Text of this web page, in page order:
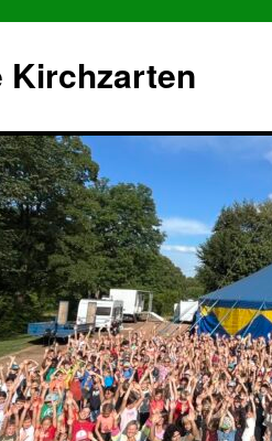
Kirchzarten